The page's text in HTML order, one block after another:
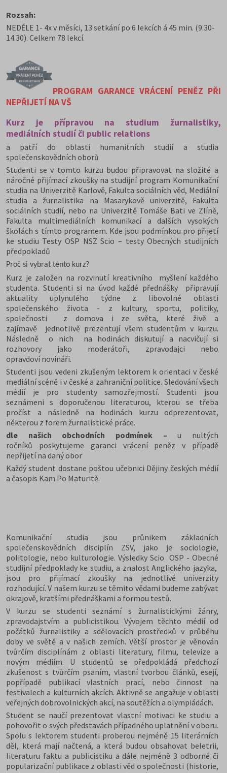
Rozsah:
NEDĚLE 1- 4x v měsíci, 13 setkání po 6 lekcích á 45 min. (9.30-
14.30). Celkem 78 lekcí.
PROGRAM GARANCE VRÁCENÍ PENĚZ PŘI
NEPŘIJETÍ NA VŠ
Kurz je přípravou na studium žurnalistiky,
mediálních studií či public relations
a patří do oblasti humanitních studií a studia
společenskovědních oborů
Studenti se v tomto kurzu budou připravovat na složité a
náročné přijímací zkoušky na studijní program Komunikační
studia na Univerzitě Karlově, Fakulta sociálních věd, Mediální
studia a žurnalistika na Masarykově univerzitě, Fakulta
sociálních studií, nebo na Univerzitě Tomáše Bati ve Zlíně,
Fakulta multimediálních komunikací a dalších vysokých
školách s tímto programem. Kde jsou podmínkou pro přijetí
ke studiu Testy OSP NSZ Scio – testy Obecných studijních
předpokladů
Proč si vybrat tento kurz?
Kurz je založen na rozvinutí kreativního myšlení každého
studenta. Studenti si na úvod každé přednášky připravují
aktuality uplynulého týdne z libovolné oblasti
společenského života - z kultury, sportu, politiky,
společnosti z domova i ze světa, které živě a
zajímavě jednotlivě prezentují všem studentům v kurzu.
Následně o nich na hodinách diskutují a nacvičují si
rozhovory jako moderátoři, zpravodajci nebo
opravdoví novináři.
Studenti jsou vedeni zkušeným lektorem k orientaci v české
mediální scéně i v české a zahraniční politice. Sledování všech
médií je pro studenty samozřejmostí. Studenti jsou
seznámeni s doporučenou literaturou, kterou se třeba
pročíst a následně na hodinách kurzu odprezentovat,
některou z forem žurnalistické práce.
dle našich obchodních podmínek –u nultých
ročníků poskytujeme garanci vrácení peněz v případě
nepřijetí na daný obor
Každý student dostane poštou učebnici Dějiny českých médií
a časopis Kam Po Maturitě.
Komunikační studia jsou průnikem základních
společenskovědních disciplín ZSV, jako je sociologie,
politologie, nebo kulturologie. Výsledky Scio OSP - Obecné
studijní předpoklady ke studiu, a znalost Anglického jazyka,
jsou pro přijímací zkoušky na jednotlivé univerzity
rozhodující. V našem kurzu se těmito vědami budeme zabývat
okrajově, kratšími přednáškami a formou testů.
V kurzu se studenti seznámí s žurnalistickými žánry,
zpravodajstvím a publicistikou. Vývojem těchto médií od
počátků žurnalistiky a sdělovacích prostředků v průběhu
doby ve světě a v našich zemích.Větší prostor je věnován
tvůrčím disciplínám z oblasti literatury, filmu, televize a
novým médiím. U studentů se předpokládá předchozí
zkušenost s tvůrčím psaním, vlastní tvorbou článků, esejí,
popřípadě publikací vlastních prací, nebo činnost na
festivalech a kulturních akcích. Aktivně se angažuje v oblasti
veřejných dobrovolnických akcí, na soutěžích a olympiádách.
Student se naučí prezentovat vlastní motivaci ke studiu a
pohovořit o svých představách případného uplatnění v oboru.
Spolu s lektorem studenti proberou nejméně 15 literárních
děl, která mají načtená, a která budou obsahovat beletrii,
literaturu faktu a publicistiku a dále nejméně 3 odborné či
popularizační publikace z oblasti věd o společnosti (historie,